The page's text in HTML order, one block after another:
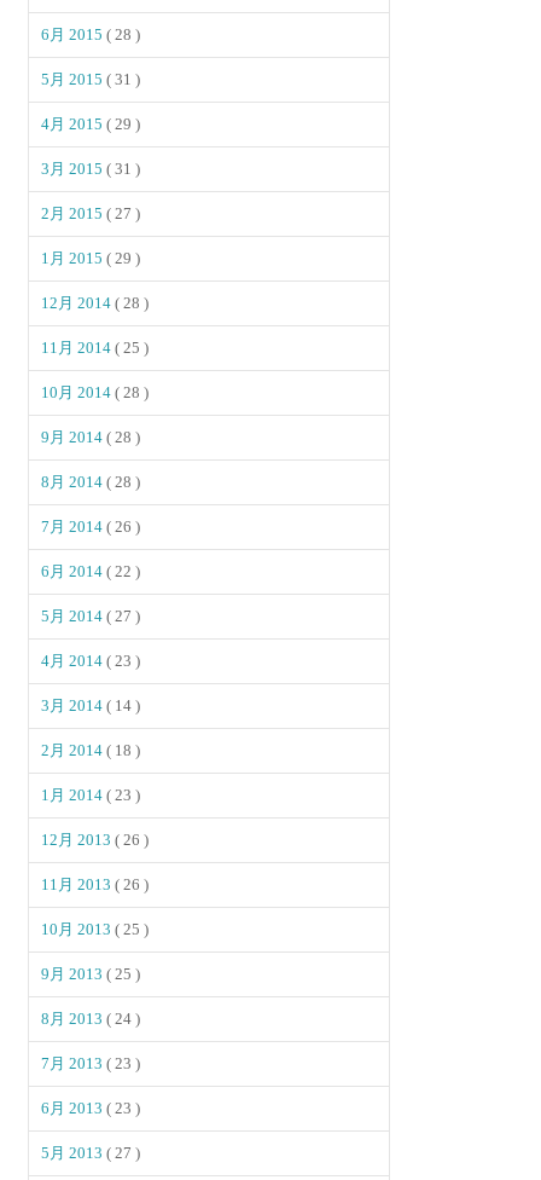
6月 2015( 28 )
5月 2015( 31 )
4月 2015( 29 )
3月 2015( 31 )
2月 2015( 27 )
1月 2015( 29 )
12月 2014( 28 )
11月 2014( 25 )
10月 2014( 28 )
9月 2014( 28 )
8月 2014( 28 )
7月 2014( 26 )
6月 2014( 22 )
5月 2014( 27 )
4月 2014( 23 )
3月 2014( 14 )
2月 2014( 18 )
1月 2014( 23 )
12月 2013( 26 )
11月 2013( 26 )
10月 2013( 25 )
9月 2013( 25 )
8月 2013( 24 )
7月 2013( 23 )
6月 2013( 23 )
5月 2013( 27 )